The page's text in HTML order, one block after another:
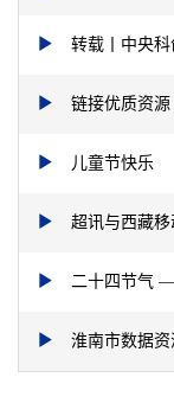
转载丨中央
链接优质资
儿童节快乐
超讯与西藏
二十四节气
淮南市数据